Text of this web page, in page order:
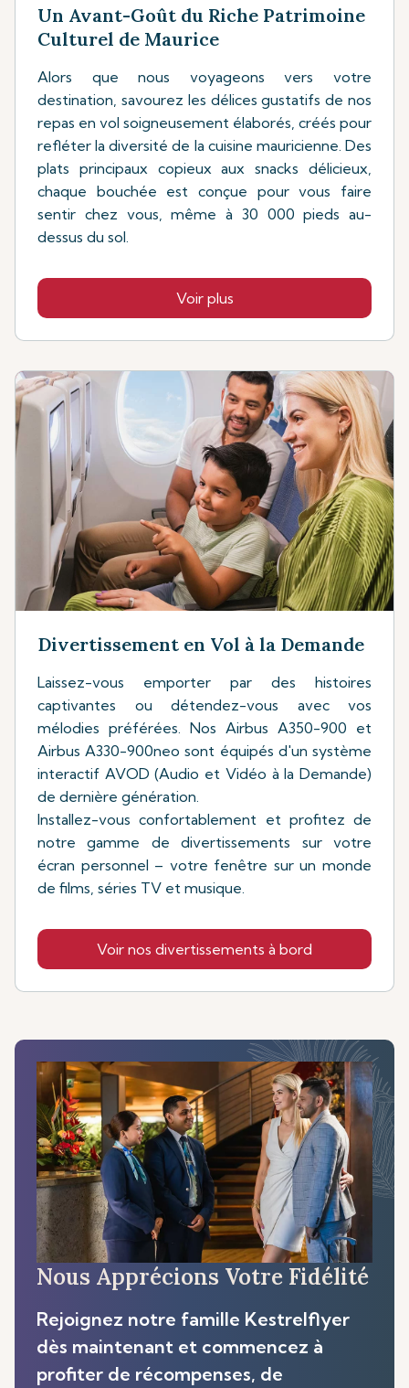
Un Avant-Goût du Riche Patrimoine
Culturel de Maurice
Alors que nous voyageons vers votre
destination, savourez les délices gustatifs de nos
repas en vol soigneusement élaborés, créés pour
refléter la diversité de la cuisine mauricienne. Des
plats principaux copieux aux snacks délicieux,
chaque bouchée est conçue pour vous faire
sentir chez vous, même à 30 000 pieds au-
dessus du sol.
Voir plus
Divertissement en Vol à la Demande
Laissez-vous emporter par des histoires
captivantes ou détendez-vous avec vos
mélodies préférées. Nos Airbus A350-900 et
Airbus A330-900neo sont équipés d'un système
interactif AVOD (Audio et Vidéo à la Demande)
de dernière génération.
Installez-vous confortablement et profitez de
notre gamme de divertissements sur votre
écran personnel – votre fenêtre sur un monde
de films, séries TV et musique.
Voir nos divertissements à bord
Nous Apprécions Votre Fidélité
Rejoignez notre famille Kestrelflyer
dès maintenant et commencez à
profiter de récompenses, de